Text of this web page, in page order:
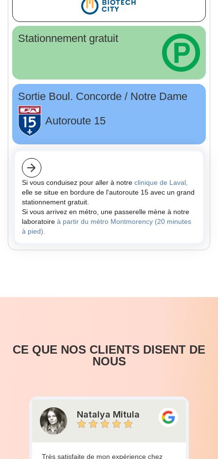
Stationnement gratuit
Sortie Boul. Concorde / Notre Dame
Autoroute 15
Si vous conduisez pour aller à notre clinique de Laval,
elle se situe en bordure de l'autoroute 15 avec un grand
stationnement gratuit.
Si vous arrivez en métro, une passerelle mène à notre
laboratoire à partir du métro Montmorency (20 minutes
à pied).
CE QUE NOS CLIENTS DISENT DE
NOUS
Natalya Mitula
Très satisfaite de mon expérience chez